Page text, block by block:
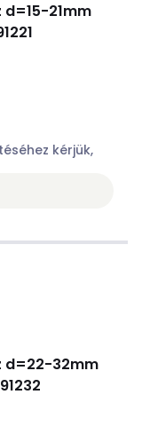
21mm
kérjük,
d=22-32mm